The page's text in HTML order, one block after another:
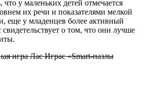
у маленьких детей отмечается
их речи и показателями мелкой
еще у младенцев более активный
о том, что они лучше
игра Лас Играс «Smart-пазлы